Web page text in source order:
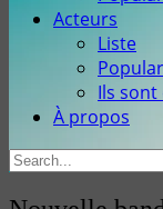
Acteurs
Liste
Ils sont
À propos